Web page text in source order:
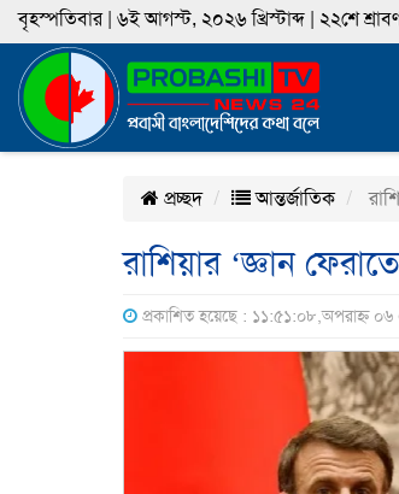
বৃহস্পতিবার | ৬ই আগস্ট, ২০২৬ খ্রিস্টাব্দ | ২২শে
প্রচ্ছদ আন্তর্জাতিক
রাশিয়ার ‘জ্ঞান
প্রকাশিত হয়েছে : ১১:৫১:০৮,অপরাহ্ন